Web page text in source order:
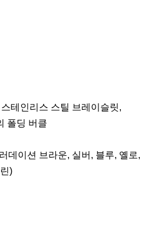
테인리스 스틸 브레이슬릿,
폴딩 버클
데이션 브라운, 실버, 블루, 옐로,
)